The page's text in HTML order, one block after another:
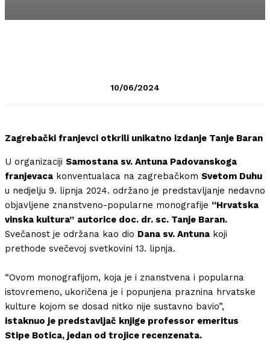
10/06/2024
Zagrebački franjevci otkrili unikatno izdanje Tanje Baran
U organizaciji Samostana sv. Antuna Padovanskoga
franjevaca konventualaca na zagrebačkom Svetom Duhu
u nedjelju 9. lipnja 2024. održano je predstavljanje nedavno
objavljene znanstveno-popularne monografije “Hrvatska
vinska kultura” autorice doc. dr. sc. Tanje Baran.
Svečanost je održana kao dio Dana sv. Antuna koji
prethode svečevoj svetkovini 13. lipnja.
“Ovom monografijom, koja je i znanstvena i popularna
istovremeno, ukoričena je i popunjena praznina hrvatske
kulture kojom se dosad nitko nije sustavno bavio”,
istaknuo je predstavljač knjige professor emeritus
Stipe Botica, jedan od trojice recenzenata.